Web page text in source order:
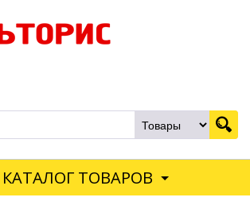
КАТАЛОГ ТОВАРОВ